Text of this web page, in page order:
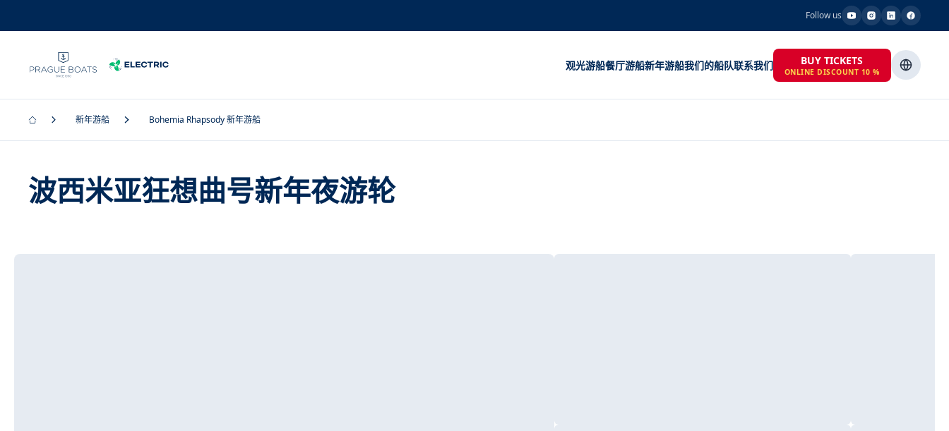
Follow us
观光游船餐厅游船新年游船我们的船队联系我们 BUY TICKETS
ONLINE DISCOUNT 10 %
新年游船 Bohemia Rhapsody 新年游船
波西米亚狂想曲号新年夜游轮